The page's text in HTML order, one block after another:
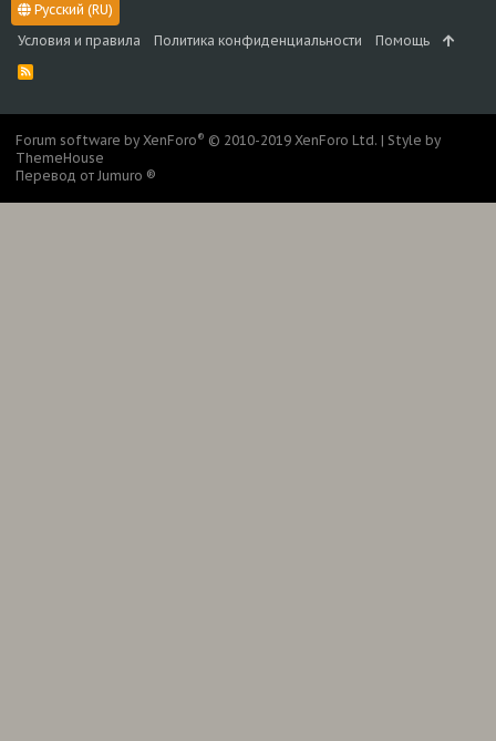
Русский (RU)
Условия и правила
Политика конфиденциальности Помощь
R
Forum software by XenForo® © 2010-2019 XenForo Ltd. | Style by
ThemeHouse
Перевод от Jumuro ®